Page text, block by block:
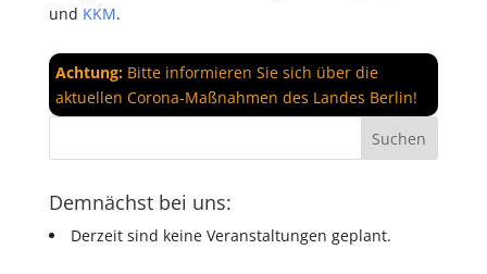
und KKM.
Achtung:Bitte informieren Sie sich über die
aktuellen Corona-Maßnahmen des Landes Berlin!
Demnächst bei uns:
Derzeit sind keine Veranstaltungen geplant.